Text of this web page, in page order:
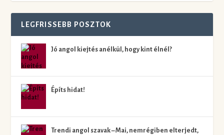
LEGFRISSEBB POSZTOK
Jó angol kiejtés anélkül, hogy kint élnél?
Építs hidat!
Trendi angol szavak – Mai, nemrégiben elterjedt,